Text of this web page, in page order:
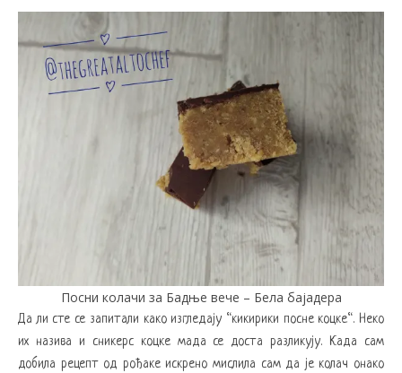
Посни колачи за Бадње вече – Бела бајадера
Да ли сте се запитали како изгледају “кикирики посне коцке“. Неко
их назива и сникерс коцке мада се доста разликују. Када сам
добила рецепт од рођаке искрено мислила сам да је колач онако